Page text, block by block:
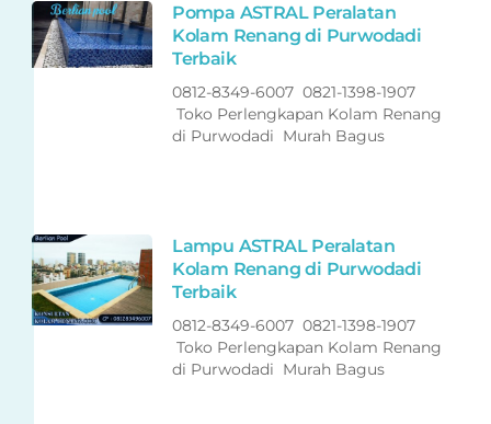
Pompa ASTRAL Peralatan
Kolam Renang di Purwodadi
Terbaik
0812-8349-6007 0821-1398-1907
Toko Perlengkapan Kolam Renang
di Purwodadi Murah Bagus
Lampu ASTRAL Peralatan
Kolam Renang di Purwodadi
Terbaik
0812-8349-6007 0821-1398-1907
Toko Perlengkapan Kolam Renang
di Purwodadi Murah Bagus